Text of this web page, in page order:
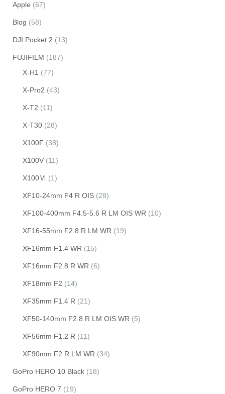
Apple (67)
Blog (58)
DJI Pocket 2 (13)
FUJIFILM (187)
X-H1 (77)
X-Pro2 (43)
X-T2 (11)
X-T30 (28)
X100F (38)
X100V (11)
X100Ⅵ (1)
XF10-24mm F4 R OIS (28)
XF100-400mm F4.5-5.6 R LM OIS WR (10)
XF16-55mm F2.8 R LM WR (19)
XF16mm F1.4 WR (15)
XF16mm F2.8 R WR (6)
XF18mm F2 (14)
XF35mm F1.4 R (21)
XF50-140mm F2.8 R LM OIS WR (5)
XF56mm F1.2 R (11)
XF90mm F2 R LM WR (34)
GoPro HERO 10 Black (18)
GoPro HERO 7 (19)